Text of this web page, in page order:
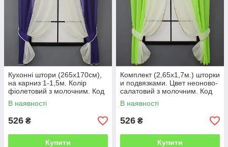
Кухонні штори (265х170см),
на карниз 1-1,5м. Колір
фіолетовий з молочним. Код
017к 52-0880
В наявності
526 ₴
Купити
Комплект (2,65х1,7м.) шторки
и подвязками. Цвет неоново-
салатовий з молочним. Код
017к 52-0889
В наявності
526 ₴
Купити